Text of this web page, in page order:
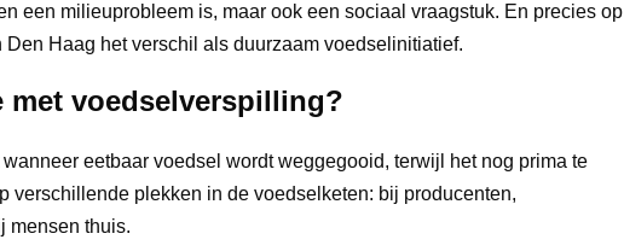
een milieuprobleem is, maar ook een sociaal vraagstuk. En precies op
Den Haag het verschil als duurzaam voedselinitiatief.
met voedselverspilling?
eetbaar voedsel wordt weggegooid, terwijl het nog prima te
verschillende plekken in de voedselketen: bij producenten,
mensen thuis.